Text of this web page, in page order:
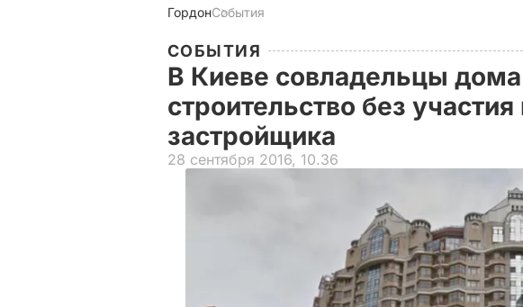
ГордонСобытия
СОБЫТИЯ
В Киеве совладельцы
строительство без
застройщика
28 сентября 2016, 10.36